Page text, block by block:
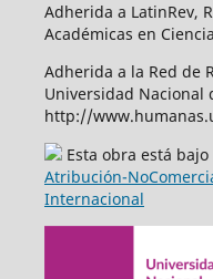
Adherida a LatinRev,
Académicas en
Adherida a la Red de
Universidad Nacional
http://
Esta obra está bajo
Atribución-
Internacional